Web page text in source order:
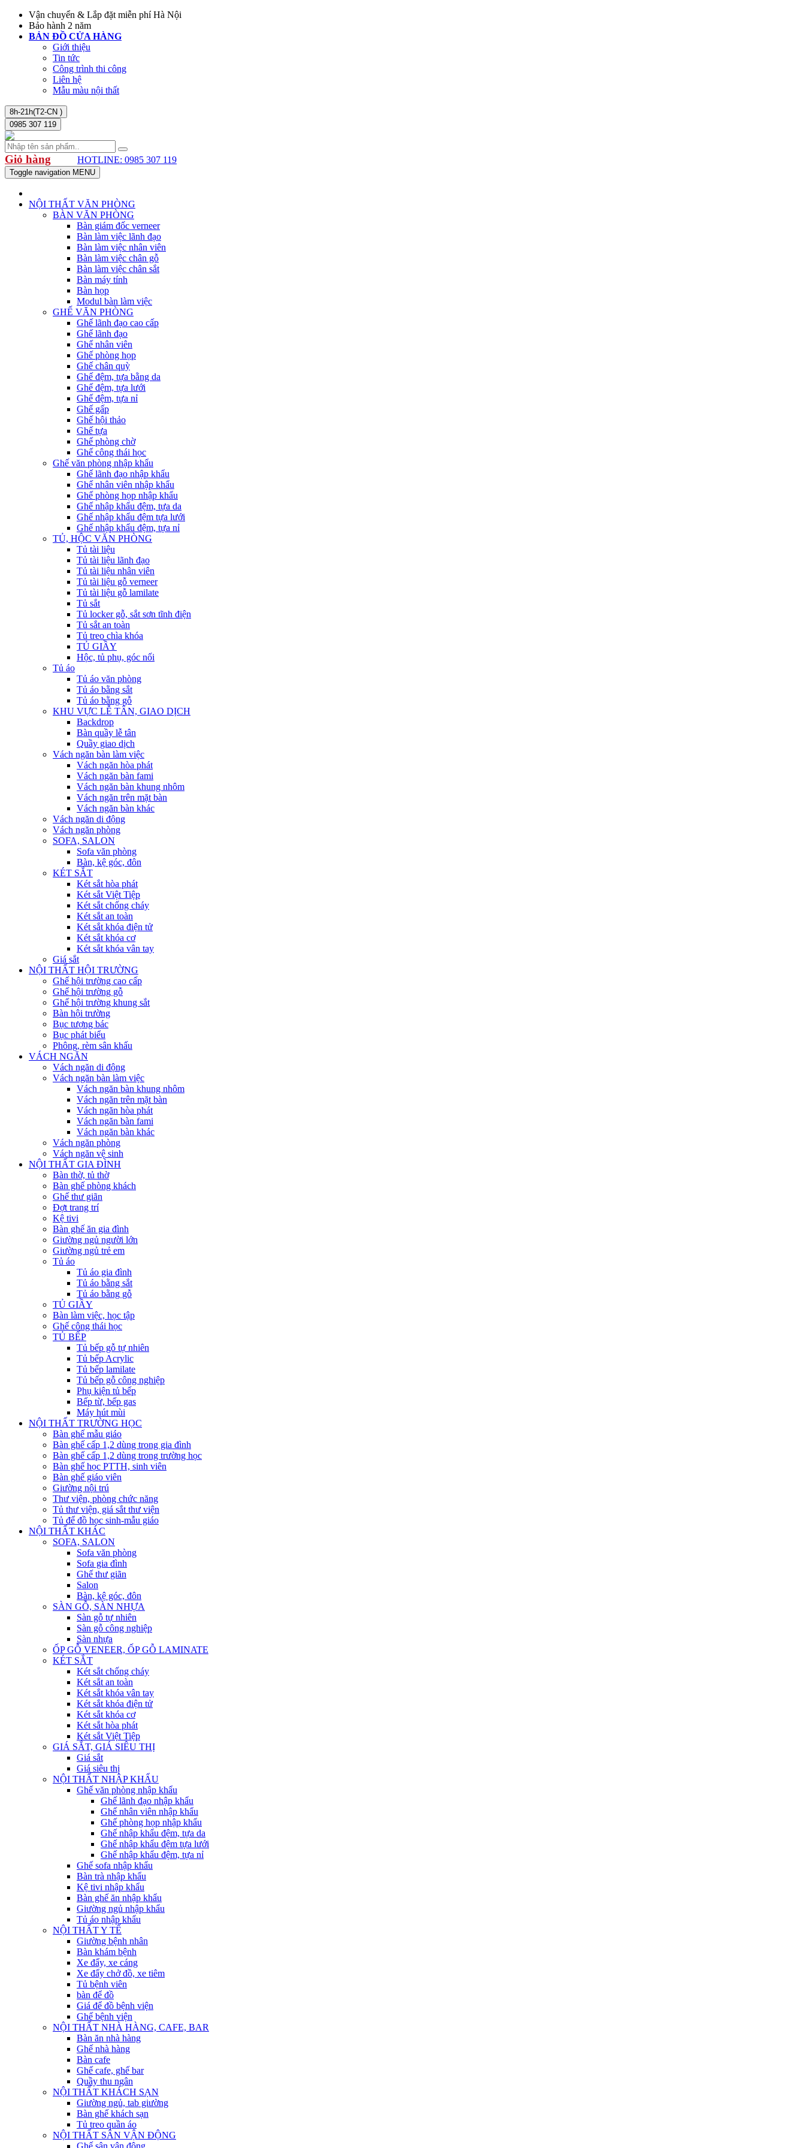
Vận chuyển & Lắp đặt miễn phí Hà Nội
Bảo hành 2 năm
BẢN ĐỒ CỬA HÀNG
Giới thiệu
Tin tức
Công trình thi công
Liên hệ
Mẫu màu nội thất
8h-21h(T2-CN )
0985 307 119
Giỏ hàng HOTLINE: 0985 307 119
Toggle navigation MENU
NỘI THẤT VĂN PHÒNG
BÀN VĂN PHÒNG
Bàn giám đốc verneer
Bàn làm việc lãnh đạo
Bàn làm việc nhân viên
Bàn làm việc chân gỗ
Bàn làm việc chân sắt
Bàn máy tính
Bàn họp
Modul bàn làm việc
GHẾ VĂN PHÒNG
Ghế lãnh đạo cao cấp
Ghế lãnh đạo
Ghế nhân viên
Ghế phòng họp
Ghế chân quỳ
Ghế đệm, tựa bằng da
Ghế đệm, tựa lưới
Ghế đệm, tựa nỉ
Ghế gấp
Ghế hội thảo
Ghế tựa
Ghế phòng chờ
Ghế công thái học
Ghế văn phòng nhập khẩu
Ghế lãnh đạo nhập khẩu
Ghế nhân viên nhập khẩu
Ghế phòng họp nhập khẩu
Ghế nhập khẩu đệm, tựa da
Ghế nhập khẩu đệm tựa lưới
Ghế nhập khẩu đệm, tựa nỉ
TỦ, HỘC VĂN PHÒNG
Tủ tài liệu
Tủ tài liệu lãnh đạo
Tủ tài liệu nhân viên
Tủ tài liệu gỗ verneer
Tủ tài liệu gỗ lamilate
Tủ sắt
Tủ locker gỗ, sắt sơn tĩnh điện
Tủ sắt an toàn
Tủ treo chìa khóa
TỦ GIẦY
Hộc, tủ phụ, góc nối
Tủ áo
Tủ áo văn phòng
Tủ áo bằng sắt
Tủ áo bằng gỗ
KHU VỰC LỄ TÂN, GIAO DỊCH
Backdrop
Bàn quầy lễ tân
Quầy giao dịch
Vách ngăn bàn làm việc
Vách ngăn hòa phát
Vách ngăn bàn fami
Vách ngăn bàn khung nhôm
Vách ngăn trên mặt bàn
Vách ngăn bàn khác
Vách ngăn di động
Vách ngăn phòng
SOFA, SALON
Sofa văn phòng
Bàn, kệ góc, đôn
KÉT SẮT
Két sắt hòa phát
Két sắt Việt Tiệp
Két sắt chống cháy
Két sắt an toàn
Két sắt khóa điện tử
Két sắt khóa cơ
Két sắt khóa vân tay
Giá sắt
NỘI THẤT HỘI TRƯỜNG
Ghế hội trường cao cấp
Ghế hội trường gỗ
Ghế hội trường khung sắt
Bàn hội trường
Bục tượng bác
Bục phát biểu
Phông, rèm sân khấu
VÁCH NGĂN
Vách ngăn di động
Vách ngăn bàn làm việc
Vách ngăn bàn khung nhôm
Vách ngăn trên mặt bàn
Vách ngăn hòa phát
Vách ngăn bàn fami
Vách ngăn bàn khác
Vách ngăn phòng
Vách ngăn vệ sinh
NỘI THẤT GIA ĐÌNH
Bàn thờ, tủ thờ
Bàn ghế phòng khách
Ghế thư giãn
Đợt trang trí
Kệ tivi
Bàn ghế ăn gia đình
Giường ngủ người lớn
Giường ngủ trẻ em
Tủ áo
Tủ áo gia đình
Tủ áo bằng sắt
Tủ áo bằng gỗ
TỦ GIẦY
Bàn làm việc, học tập
Ghế công thái học
TỦ BẾP
Tủ bếp gỗ tự nhiên
Tủ bếp Acrylic
Tủ bếp lamilate
Tủ bếp gỗ công nghiệp
Phụ kiện tủ bếp
Bếp từ, bếp gas
Máy hút mùi
NỘI THẤT TRƯỜNG HỌC
Bàn ghế mẫu giáo
Bàn ghế cấp 1,2 dùng trong gia đình
Bàn ghế cấp 1,2 dùng trong trường học
Bàn ghế học PTTH, sinh viên
Bàn ghế giáo viên
Giường nội trú
Thư viện, phòng chức năng
Tủ thư viện, giá sắt thư viện
Tủ để đồ học sinh-mẫu giáo
NỘI THẤT KHÁC
SOFA, SALON
Sofa văn phòng
Sofa gia đình
Ghế thư giãn
Salon
Bàn, kệ góc, đôn
SÀN GỖ, SÀN NHỰA
Sàn gỗ tự nhiên
Sàn gỗ công nghiệp
Sàn nhựa
ỐP GỖ VENEER, ỐP GỖ LAMINATE
KÉT SẮT
Két sắt chống cháy
Két sắt an toàn
Két sắt khóa vân tay
Két sắt khóa điện tử
Két sắt khóa cơ
Két sắt hòa phát
Két sắt Việt Tiệp
GIÁ SẮT, GIÁ SIÊU THỊ
Giá sắt
Giá siêu thị
NỘI THẤT NHẬP KHẨU
Ghế văn phòng nhập khẩu
Ghế lãnh đạo nhập khẩu
Ghế nhân viên nhập khẩu
Ghế phòng họp nhập khẩu
Ghế nhập khẩu đệm, tựa da
Ghế nhập khẩu đệm tựa lưới
Ghế nhập khẩu đệm, tựa nỉ
Ghế sofa nhập khẩu
Bàn trà nhập khẩu
Kệ tivi nhập khẩu
Bàn ghế ăn nhập khẩu
Giường ngủ nhập khẩu
Tủ áo nhập khẩu
NỘI THẤT Y TẾ
Giường bệnh nhân
Bàn khám bệnh
Xe đẩy, xe cáng
Xe đẩy chở đồ, xe tiêm
Tủ bệnh viên
bàn để đồ
Giá để đồ bệnh viện
Ghế bệnh viện
NỘI THẤT NHÀ HÀNG, CAFE, BAR
Bàn ăn nhà hàng
Ghế nhà hàng
Bàn cafe
Ghế cafe, ghế bar
Quầy thu ngân
NỘI THẤT KHÁCH SẠN
Giường ngủ, tab giường
Bàn ghế khách sạn
Tủ treo quần áo
NỘI THẤT SÂN VẬN ĐỘNG
Ghế sân vận động